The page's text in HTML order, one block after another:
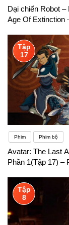
giận và thất
không có lợi
Dại chiến Robot
Age Of Extinction
Tập
17
Phim Phim bộ
Avatar: The Last
Phần 1(Tập 17) –
Tập
8